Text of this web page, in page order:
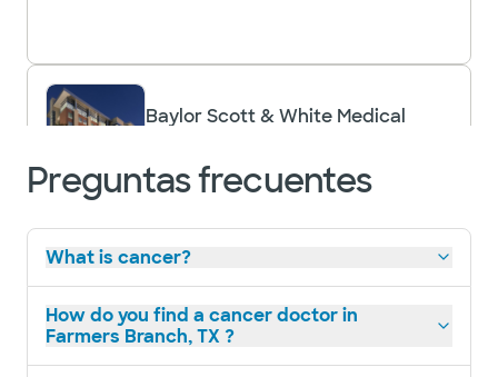
Baylor Scott & White Medical
Center - Plano
DIRECCIONES
469.814.2000
Aceptamos visitas sin cita previa
Preguntas frecuentes
What is cancer?
How do you find a cancer doctor in
Farmers Branch, TX ?